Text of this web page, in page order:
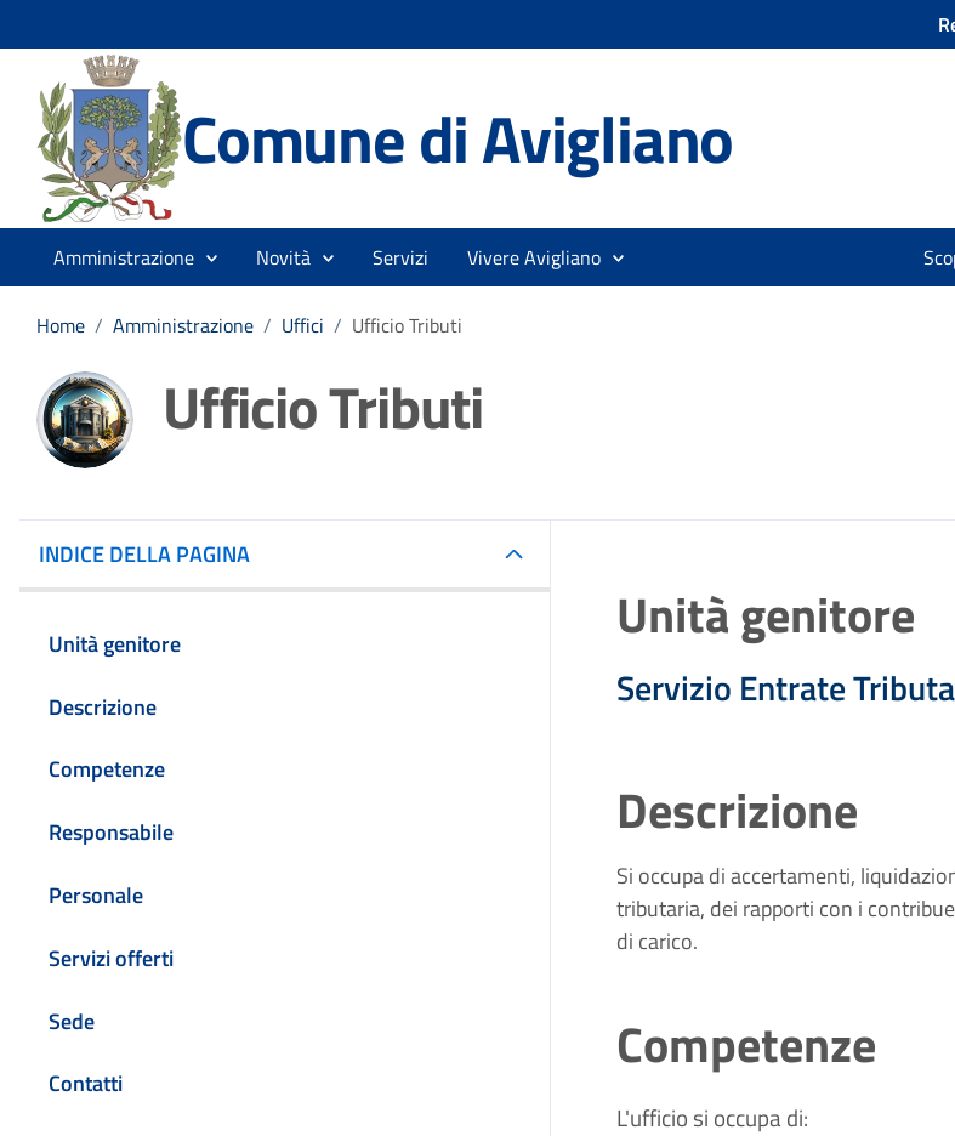
Comune di Avigliano
Amministrazione Novità Servizi Vivere Avigliano
Home / Amministrazione / Uffici / Ufficio Tributi
Ufficio Tributi
INDICE DELLA PAGINA
Unità genitore
Descrizione
Competenze
Responsabile
Personale
Servizi offerti
Sede
Contatti
Unità genitore
Servizio Entrate
Descrizione
Si occupa di accertamenti,
tributaria, dei rapporti con i
di carico.
Competenze
L'ufficio si occupa di: